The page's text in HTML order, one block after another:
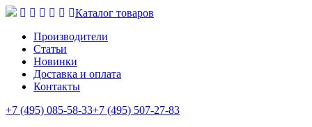
Каталог товаров
Производители
Статьи
Новинки
Доставка и оплата
Контакты
+7 (495) 085-58-33+7 (495) 507-27-83